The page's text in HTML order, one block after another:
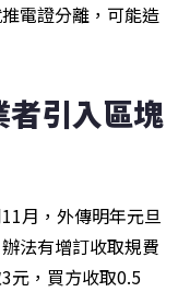
電證分離，可能造
者引入區塊
月，外傳明年元旦
法有增訂收取規費
元，買方收取0.5